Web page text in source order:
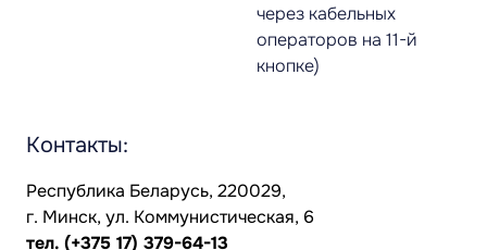
через кабельных
операторов на 11-й
кнопке)
Контакты:
Республика Беларусь, 220029,
г. Минск, ул. Коммунистическая, 6
тел. (+375 17) 379-64-13